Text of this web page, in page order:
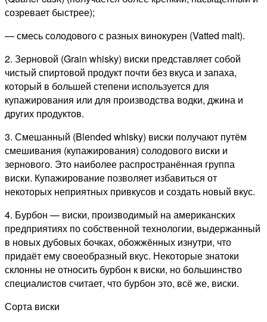
созревает быстрее);
— смесь солодового с разных винокурен (Vatted malt).
2. Зерновой (Grain whisky) виски представляет собой
чистый спиртовой продукт почти без вкуса и запаха,
который в большей степени используется для
купажирования или для производства водки, джина и
других продуктов.
3. Смешанный (Blended whisky) виски получают путём
смешивания (купажирования) солодового виски и
зернового. Это наиболее распространённая группа
виски. Купажирование позволяет избавиться от
некоторых неприятных привкусов и создать новый вкус.
4. Бурбон — виски, производимый на американских
предприятиях по собственной технологии, выдержанный
в новых дубовых бочках, обожжённых изнутри, что
придаёт ему своеобразный вкус. Некоторые знатоки
склонны не относить бурбон к виски, но большинство
специалистов считает, что бурбон это, всё же, виски.
Сорта виски